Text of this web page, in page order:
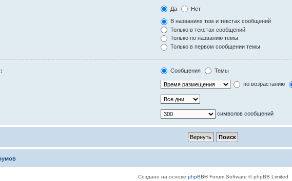
Да Нет
В названиях тем и текстах сообщений
Только в текстах сообщений
Только по названию темы
Только в первом сообщении темы
Сообщения Темы
по возрастанию
символов сообщений
Создано на основе phpBB® Forum Software © phpBB Limited